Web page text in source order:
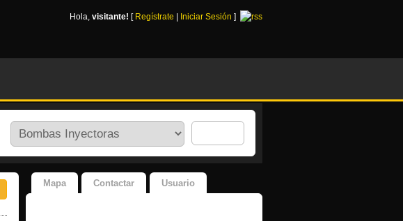
Hola, visitante! [ Regístrate Iniciar Sesión ]
Mapa Contactar Usuario